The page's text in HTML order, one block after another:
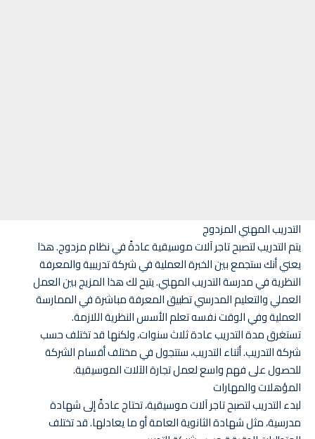
التدريب المهني المزدوج
يتم التدريب لتصبح تاجر آلات موسيقية عادةً في نظام مزدوج. هذا
يعني أنك ستجمع بين الخبرة العملية في شركة تدريبية والمعرفة
النظرية في مدرسة التدريب المهني. يتيح لك هذا المزيج بين العمل
العملي والتعليم المدرسي تطبيق المعرفة مباشرة في الممارسة
العملية وفي الوقت نفسه تعلم الأسس النظرية اللازمة.
تستغرق مدة التدريب عادة ثلاث سنوات، ولكنها قد تختلف حسب
شركة التدريب. أثناء التدريب، ستتجول في مختلف أقسام الشركة
للحصول على فهم واسع لعمل تجارة الآلات الموسيقية.
المؤهلات والمهارات
لبدء التدريب لتصبح تاجر آلات موسيقية، تحتاج عادةً إلى شهادة
مدرسية، مثل شهادة الثانوية العامة أو ما يعادلها. قد تختلف